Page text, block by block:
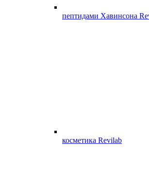
пептидами Хавинсона
косметика Revilab